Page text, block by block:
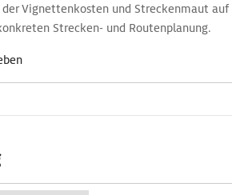
Vignettenkosten und Streckenmaut auf
Strecken- und Routenplanung.